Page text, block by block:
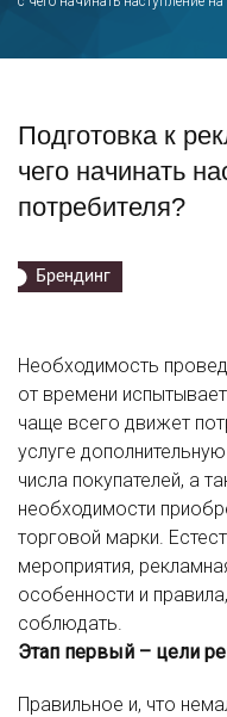
Подготовка к
чего начинать
потребителя?
Брендинг
Необходимость
от времени
чаще всего движет
услуге
числа покупателей, а
необходимости
торговой марки.
мероприятия,
особенности и
соблюдать.
Этап первый – цели
Правильное и, что